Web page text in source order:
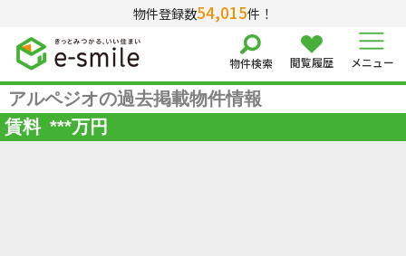
物件登録数54,015件！
物件検索 閲覧履歴 メニュー
アルペジオの過去掲載物件情報
賃料 ***万円